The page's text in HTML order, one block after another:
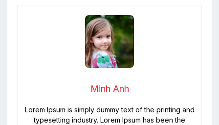
Minh Anh
Lorem Ipsum is simply dummy text of the printing and
typesetting industry. Lorem Ipsum has been the